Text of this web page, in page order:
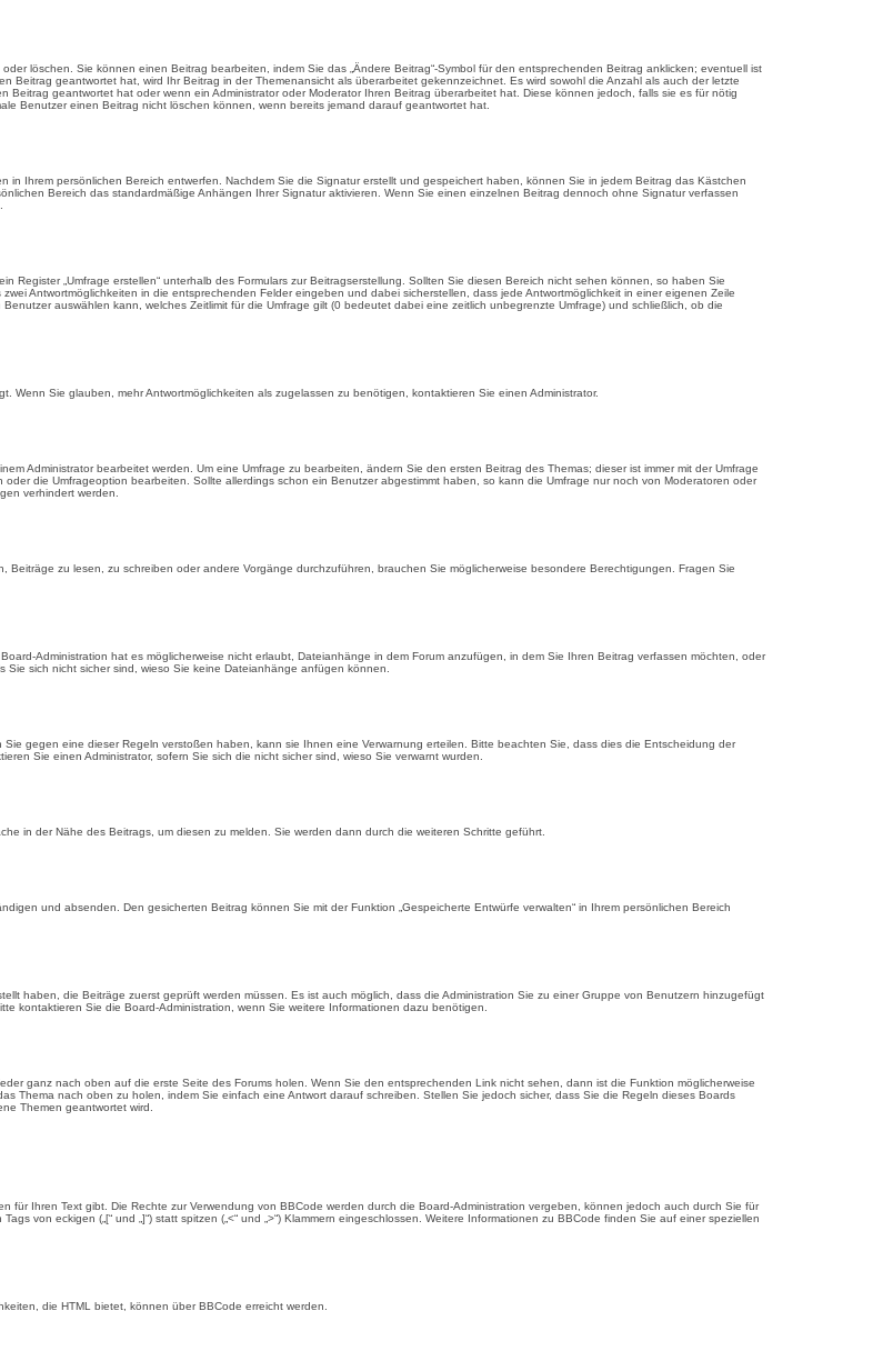
löschen. Sie können einen Beitrag bearbeiten, indem Sie das „Ändere Beitrag“-Symbol für den entsprechenden Beitrag anklicken; eventuell ist
Beitrag geantwortet hat, wird Ihr Beitrag in der Themenansicht als überarbeitet gekennzeichnet. Es wird sowohl die Anzahl als auch der letzte
geantwortet hat oder wenn ein Administrator oder Moderator Ihren Beitrag überarbeitet hat. Diese können jedoch, falls sie es für nötig
Benutzer einen Beitrag nicht löschen können, wenn bereits jemand darauf geantwortet hat.
Ihrem persönlichen Bereich entwerfen. Nachdem Sie die Signatur erstellt und gespeichert haben, können Sie in jedem Beitrag das Kästchen
Bereich das standardmäßige Anhängen Ihrer Signatur aktivieren. Wenn Sie einen einzelnen Beitrag dennoch ohne Signatur verfassen
„Umfrage erstellen“ unterhalb des Formulars zur Beitragserstellung. Sollten Sie diesen Bereich nicht sehen können, so haben Sie
Antwortmöglichkeiten in die entsprechenden Felder eingeben und dabei sicherstellen, dass jede Antwortmöglichkeit in einer eigenen Zeile
auswählen kann, welches Zeitlimit für die Umfrage gilt (0 bedeutet dabei eine zeitlich unbegrenzte Umfrage) und schließlich, ob die
Wenn Sie glauben, mehr Antwortmöglichkeiten als zugelassen zu benötigen, kontaktieren Sie einen Administrator.
Administrator bearbeitet werden. Um eine Umfrage zu bearbeiten, ändern Sie den ersten Beitrag des Themas; dieser ist immer mit der Umfrage
die Umfrageoption bearbeiten. Sollte allerdings schon ein Benutzer abgestimmt haben, so kann die Umfrage nur noch von Moderatoren oder
verhindert werden.
zu lesen, zu schreiben oder andere Vorgänge durchzuführen, brauchen Sie möglicherweise besondere Berechtigungen. Fragen Sie
Administration hat es möglicherweise nicht erlaubt, Dateianhänge in dem Forum anzufügen, in dem Sie Ihren Beitrag verfassen möchten, oder
sich nicht sicher sind, wieso Sie keine Dateianhänge anfügen können.
gegen eine dieser Regeln verstoßen haben, kann sie Ihnen eine Verwarnung erteilen. Bitte beachten Sie, dass dies die Entscheidung der
Sie einen Administrator, sofern Sie sich die nicht sicher sind, wieso Sie verwarnt wurden.
in der Nähe des Beitrags, um diesen zu melden. Sie werden dann durch die weiteren Schritte geführt.
und absenden. Den gesicherten Beitrag können Sie mit der Funktion „Gespeicherte Entwürfe verwalten“ in Ihrem persönlichen Bereich
haben, die Beiträge zuerst geprüft werden müssen. Es ist auch möglich, dass die Administration Sie zu einer Gruppe von Benutzern hinzugefügt
kontaktieren Sie die Board-Administration, wenn Sie weitere Informationen dazu benötigen.
ganz nach oben auf die erste Seite des Forums holen. Wenn Sie den entsprechenden Link nicht sehen, dann ist die Funktion möglicherweise
Thema nach oben zu holen, indem Sie einfach eine Antwort darauf schreiben. Stellen Sie jedoch sicher, dass Sie die Regeln dieses Boards
Themen geantwortet wird.
für Ihren Text gibt. Die Rechte zur Verwendung von BBCode werden durch die Board-Administration vergeben, können jedoch auch durch Sie für
von eckigen („[“ und „]“) statt spitzen („<“ und „>“) Klammern eingeschlossen. Weitere Informationen zu BBCode finden Sie auf einer speziellen
die HTML bietet, können über BBCode erreicht werden.